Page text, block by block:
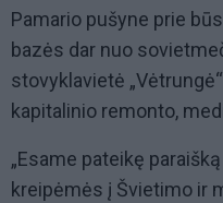
Pamario pušyne prie
bazės dar nuo
stovyklavietė
kapitalinio remonto,
„Esame pateikę
kreipėmės į Švietimo ir